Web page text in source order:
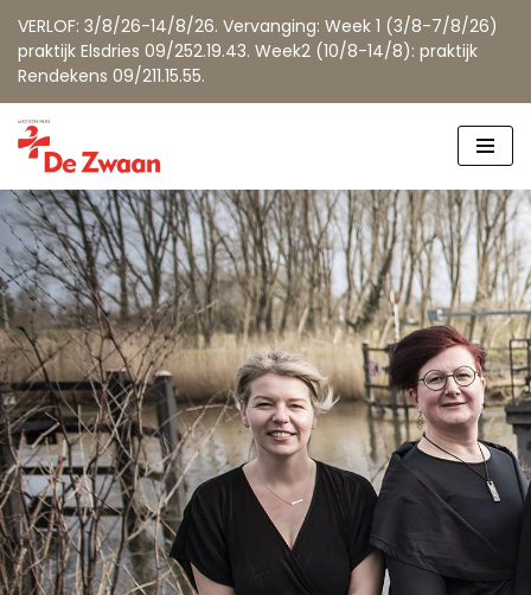
VERLOF: 3/8/26-14/8/26. Vervanging: Week 1 (3/8-7/8/26)
praktijk Elsdries 09/252.19.43. Week2 (10/8-14/8): praktijk
Rendekens 09/211.15.55.
Spring
naar
de
inhoud